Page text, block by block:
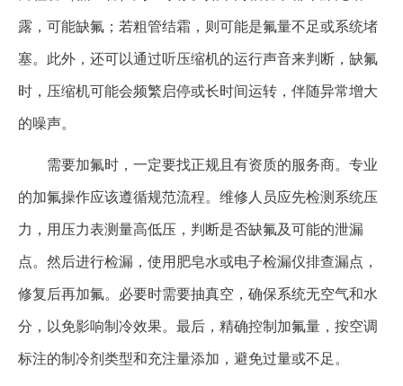
露，可能缺氟；若粗管结霜，则可能是氟量不足或系统堵
塞。此外，还可以通过听压缩机的运行声音来判断，缺氟
时，压缩机可能会频繁启停或长时间运转，伴随异常增大
的噪声。
需要加氟时，一定要找正规且有资质的服务商。专业
的加氟操作应该遵循规范流程。维修人员应先检测系统压
力，用压力表测量高低压，判断是否缺氟及可能的泄漏
点。然后进行检漏，使用肥皂水或电子检漏仪排查漏点，
修复后再加氟。必要时需要抽真空，确保系统无空气和水
分，以免影响制冷效果。最后，精确控制加氟量，按空调
标注的制冷剂类型和充注量添加，避免过量或不足。